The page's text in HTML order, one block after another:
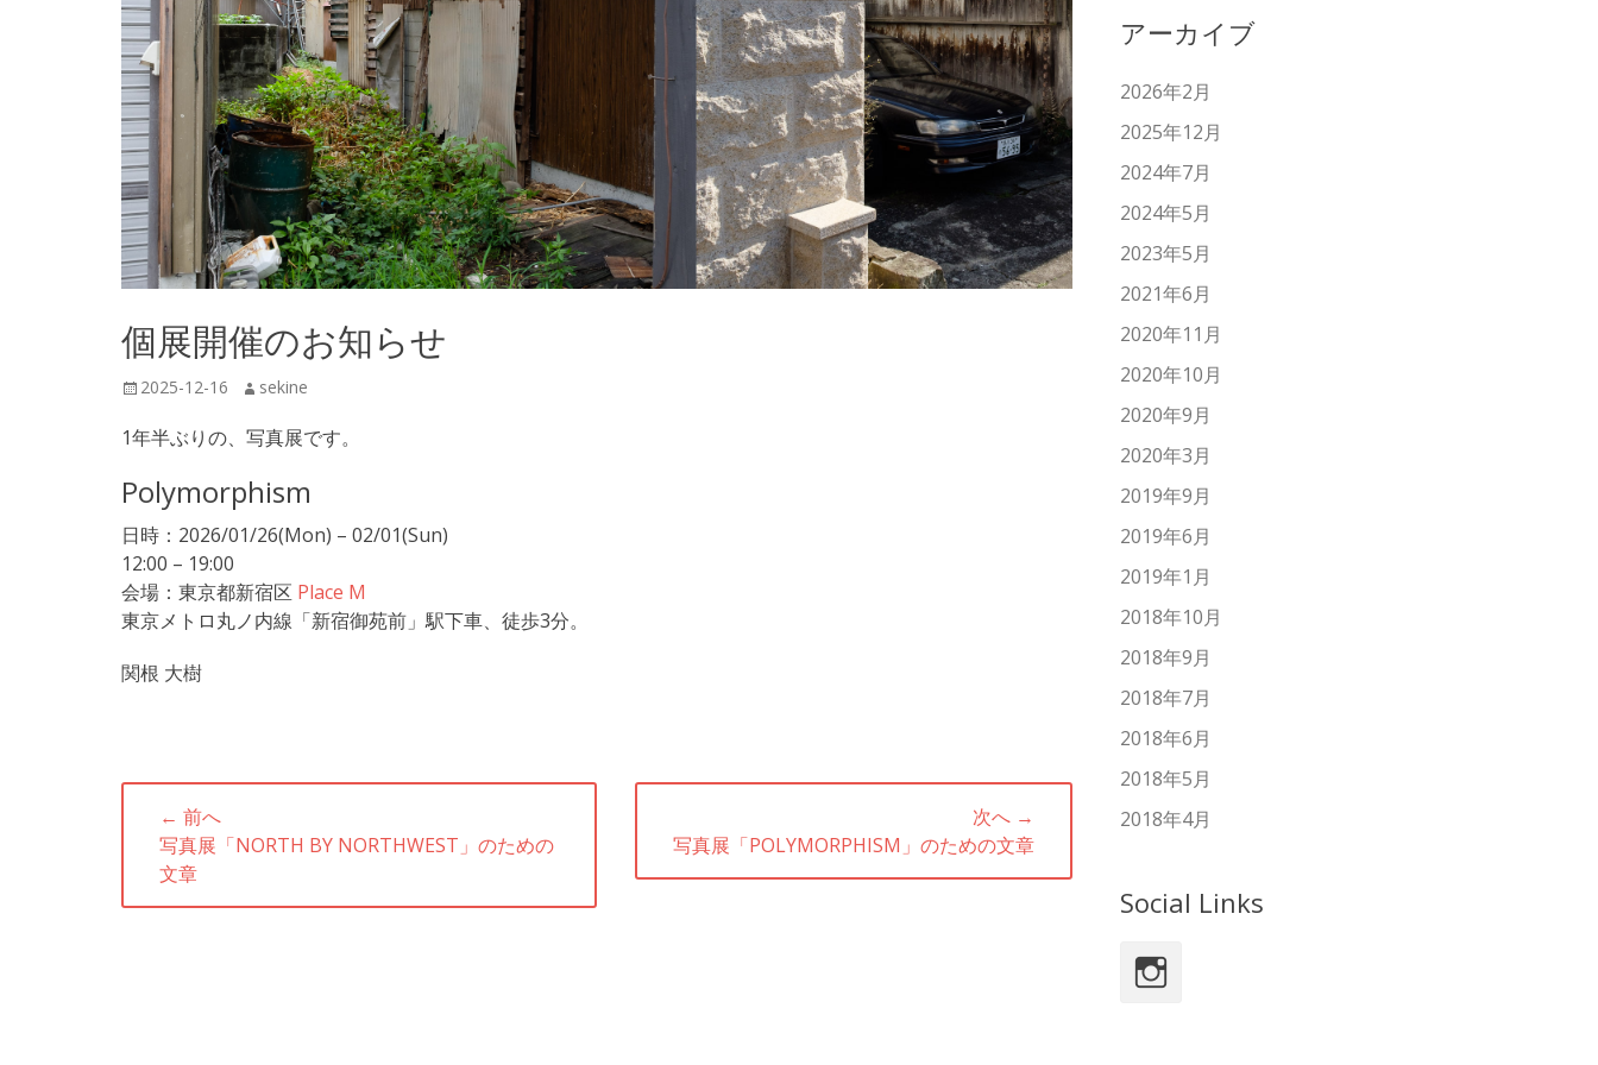
個展開催のお知らせ
投
日
2025-12-16
投
者
sekine
1年半ぶりの、写真展です。
Polymorphism
日時：2026/01/26(Mon) – 02/01(Sun)
12:00 – 19:00
会場：東京都新宿区 Place M
東京メトロ丸ノ内線「新宿御苑前」駅下車、徒歩3分。
関根 大樹
投
ビ
← 前へ
前
の
記
写真展「NORTH BY NORTHWEST」のための
文章
次へ →
次
の
写真展「POLYMORPHISM」のための文章
アーカイブ
2026年2月
2025年12月
2024年7月
2024年5月
2023年5月
2021年6月
2020年11月
2020年10月
2020年9月
2020年3月
2019年9月
2019年6月
2019年1月
2018年10月
2018年9月
2018年7月
2018年6月
2018年5月
2018年4月
Social Links